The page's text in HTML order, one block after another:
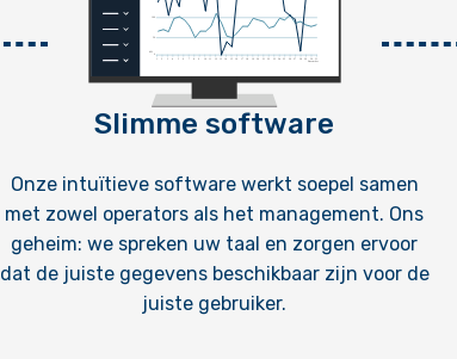
Slimme software
Onze intuïtieve software werkt soepel samen
met zowel operators als het management. Ons
geheim: we spreken uw taal en zorgen ervoor
dat de juiste gegevens beschikbaar zijn voor de
juiste gebruiker.